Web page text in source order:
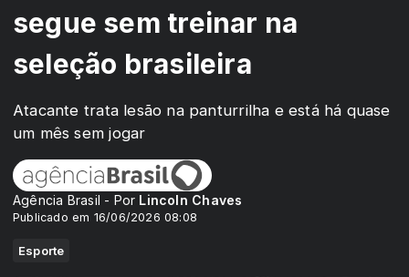
segue sem treinar na
seleção brasileira
Atacante trata lesão na panturrilha e está há quase
um mês sem jogar
Agência Brasil - Por Lincoln Chaves
Publicado em 16/06/2026 08:08
Esporte